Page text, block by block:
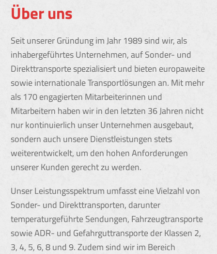
Über uns
Seit unserer Gründung im Jahr 1989 sind wir, als
inhabergeführtes Unternehmen, auf Sonder- und
Direkttransporte spezialisiert und bieten europaweite
sowie internationale Transportlösungen an. Mit mehr
als 170 engagierten Mitarbeiterinnen und
Mitarbeitern haben wir in den letzten 36 Jahren nicht
nur kontinuierlich unser Unternehmen ausgebaut,
sondern auch unsere Dienstleistungen stets
weiterentwickelt, um den hohen Anforderungen
unserer Kunden gerecht zu werden.
Unser Leistungsspektrum umfasst eine Vielzahl von
Sonder- und Direkttransporten, darunter
temperaturgeführte Sendungen, Fahrzeugtransporte
sowie ADR- und Gefahrguttransporte der Klassen 2,
3, 4, 5, 6, 8 und 9. Zudem sind wir im Bereich